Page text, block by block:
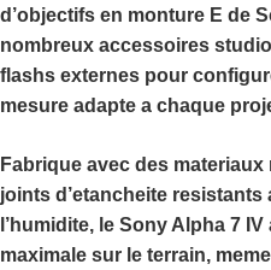
d’objectifs en monture E de
nombreux accessoires
flashs externes pour
mesure adapte a chaque
Fabrique avec des
joints d’etancheite resistants
l’humidite, le Sony Alpha 7
maximale sur le terrain,